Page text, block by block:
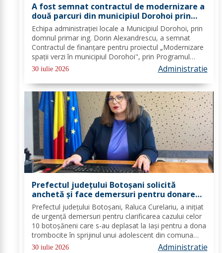
A fost semnat contractul de modernizare a
două parcuri din municipiul Dorohoi prin
fonduri europene
Echipa administrației locale a Municipiul Dorohoi, prin
domnul primar ing. Dorin Alexandrescu, a semnat
Contractul de finanțare pentru proiectul „Modernizare
spații verzi în municipiul Dorohoi", prin Programul
Regional 2021–2027 - Prioritatea de investiții 3. Nord-
30 iulie 2026 Administratie
Prefectul județului Botoșani solicită
anchetă și face demersuri pentru donarea
de trombocite direct la Botoșani în cazul
adolescentului din Tudora
Prefectul județului Botoșani, Raluca Curelariu, a inițiat
de urgență demersuri pentru clarificarea cazului celor
10 botoșăneni care s-au deplasat la Iași pentru a dona
trombocite în sprijinul unui adolescent din comuna
Tudora, însă nu au putut dona. Au fost transmise
30 iulie 2026 Administratie